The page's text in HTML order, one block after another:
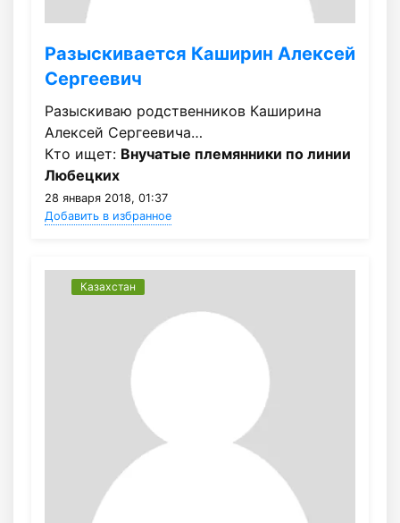
Разыскивается Каширин Алексей
Сергеевич
Разыскиваю родственников Каширина
Алексей Сергеевича…
Кто ищет: Внучатые племянники по линии
Любецких
28 января 2018, 01:37
Добавить в избранное
Казахстан